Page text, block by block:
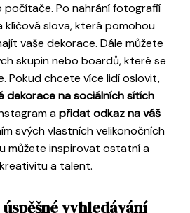
počítače. Po nahrání fotografií
slova, která pomohou
vaše dekorace. Dále můžete
skupin nebo boardů, které se
Pokud chcete více lidí oslovit,
dekorace na sociálních sítích
apřidat odkaz na váš
svých vlastních velikonočních
můžete inspirovat ostatní a
a talent.
vyhledávání